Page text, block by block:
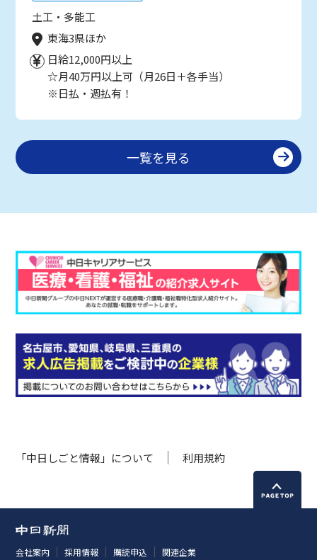
土工・多能工
東海3県ほか
日給12,000円以上
☆月40万円以上可（月26日＋各手当）
※日払・週払有！
一覧を見る
「中日しごと情報」について 利用規約
会社案内 採用情報 購読申込 関連企業